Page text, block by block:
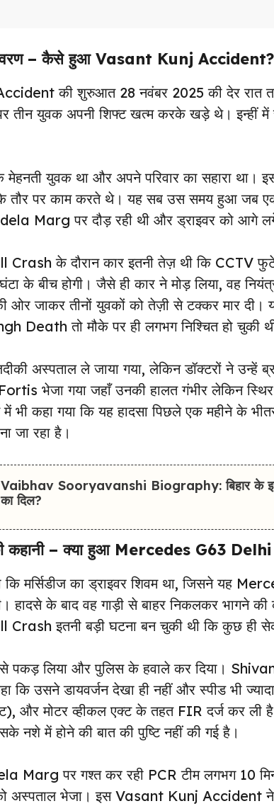
– कैसे हुआ Vasant Kunj Accident?
की शुरुआत 28 नवंबर 2025 की देर रात
तीन युवक अपनी शिफ्ट खत्म करके खड़े थे। इन्हीं में से
युवक था और अपने परिवार का सहारा था।
के तौर पर काम करते थे। यह सब उस समय हुआ जब
Marg पर दौड़ रही थी और ड्राइवर को आगे
के दौरान कार इतनी तेज़ थी कि CCTV
के बीच होगी। जैसे ही कार ने मोड़ लिया, वह
ओर जाकर तीनों युवकों को तेज़ी से टक्कर मार
Death तो मौके पर ही लगभग निश्चित हो चुकी
अस्पताल ले जाया गया, लेकिन डॉक्टरों ने उन्हें
भेजा गया जहाँ उनकी हालत गंभीर लेकिन
में भी कहा गया कि यह हादसा पिछले एक महीने के
जा रहा है।
Vaibhav Sooryavanshi Biography: बिहार के
का दिल?
कहानी – क्या हुआ Mercedes G63
मर्सिडीज का ड्राइवर शिवम था, जिसने यह
हादसे के बाद वह गाड़ी से बाहर निकलकर भागने
इतनी बड़ी घटना बन चुकी थी कि कुछ ही
पकड़ लिया और पुलिस के हवाले कर दिया।
कि उसने डायवर्जन देखा ही नहीं और स्पीड भी
और मोटर व्हीकल एक्ट के तहत FIR दर्ज कर ली है।
नशे में होने की बात की पुष्टि नहीं की गई है।
Marg पर गश्त कर रही PCR टीम लगभग 10
अस्पताल भेजा। इस Vasant Kunj Accident